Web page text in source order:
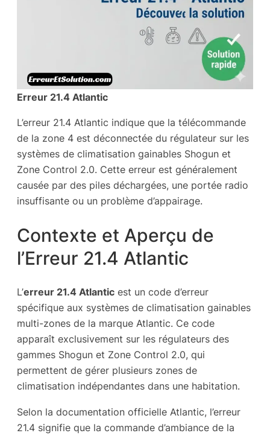
Erreur 21.4 Atlantic
L’erreur 21.4 Atlantic indique que la télécommande
de la zone 4 est déconnectée du régulateur sur les
systèmes de climatisation gainables Shogun et
Zone Control 2.0. Cette erreur est généralement
causée par des piles déchargées, une portée radio
insuffisante ou un problème d’appairage.
Contexte et Aperçu de
l’Erreur 21.4 Atlantic
L’erreur 21.4 Atlantic est un code d’erreur
spécifique aux systèmes de climatisation gainables
multi-zones de la marque Atlantic. Ce code
apparaît exclusivement sur les régulateurs des
gammes Shogun et Zone Control 2.0, qui
permettent de gérer plusieurs zones de
climatisation indépendantes dans une habitation.
Selon la documentation officielle Atlantic, l’erreur
21.4 signifie que la commande d’ambiance de la